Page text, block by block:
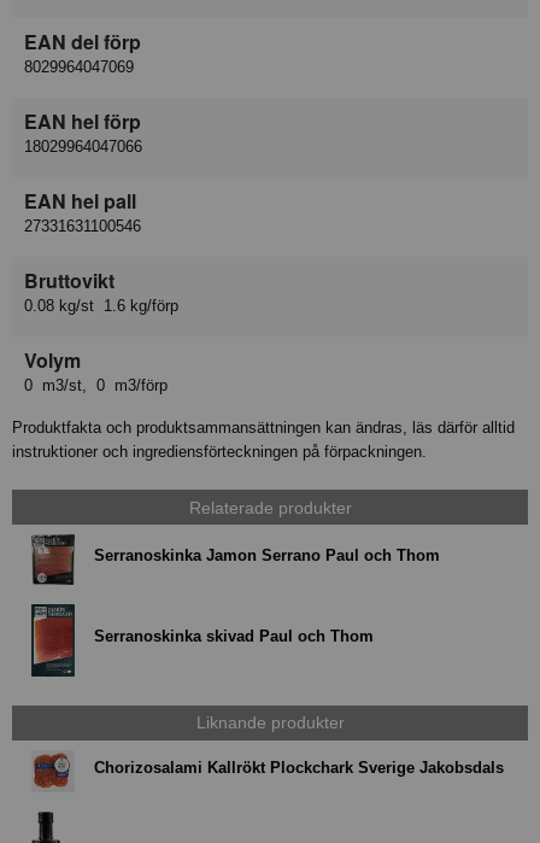
EAN del förp
8029964047069
EAN hel förp
18029964047066
EAN hel pall
27331631100546
Bruttovikt
0.08 kg/st 1.6 kg/förp
Volym
0 m3/st, 0 m3/förp
Produktfakta och produktsammansättningen kan ändras, läs därför alltid
instruktioner och ingrediensförteckningen på förpackningen.
Relaterade produkter
Serranoskinka Jamon Serrano Paul och Thom
Serranoskinka skivad Paul och Thom
Liknande produkter
Chorizosalami Kallrökt Plockchark Sverige Jakobsdals